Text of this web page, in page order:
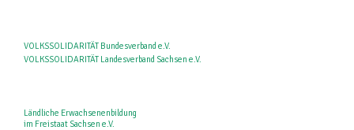
VOLKSSOLIDARITÄT Bundesverband e.V.
VOLKSSOLIDARITÄT Landesverband Sachsen e.V.
Ländliche Erwachsenenbildung
im Freistaat Sachsen e.V.